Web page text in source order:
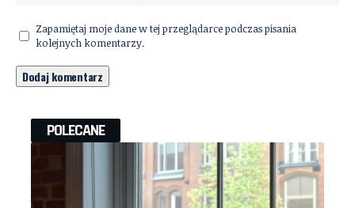
Zapamiętaj moje dane w tej przeglądarce podczas pisania
kolejnych komentarzy.
POLECANE